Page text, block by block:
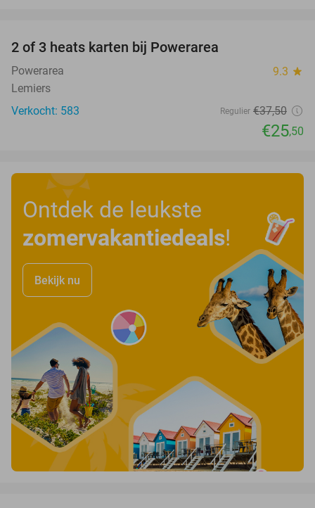
2 of 3 heats karten bij Powerarea
Powerarea 9.3 star
Lemiers
Verkocht: 583
Regulier €37,50
€25,50
Ontdek de leukste
zomervakantiedeals!
Bekijk nu